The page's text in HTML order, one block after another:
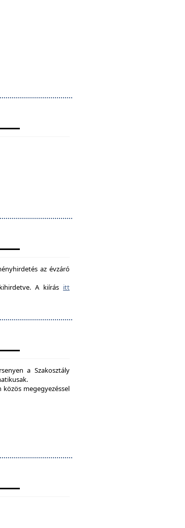
az évzáró
A kiírás itt
a Szakosztály
megegyezéssel